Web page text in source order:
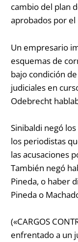
cambio del plan
aprobados por
Un empresario
esquemas de
bajo condición
judiciales en
Odebrecht
Sinibaldi negó
los periodistas
las acusaciones
También negó
Pineda, o haber
Pineda o
(«CARGOS
enfrentado a un